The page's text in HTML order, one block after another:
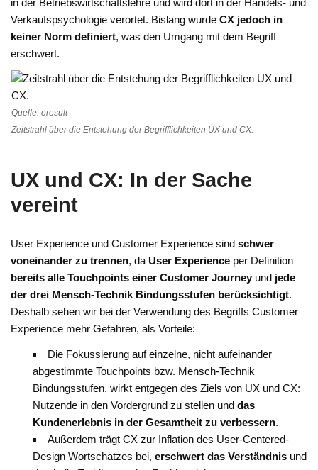
Verkaufspsychologie verortet. Bislang wurdeCX jedoch in
keiner Norm definiert, was den Umgang mit dem Begriff
erschwert.
Quelle: eresult
Zeitstrahl über die Entstehung der Begrifflichkeiten UX und CX.
UX und CX: In der Sache
vereint
User Experience und Customer Experience sindschwer
voneinander zu trennen, da User Experience per Definition
bereits alle Touchpoints einer Customer Journey und jede
der drei Mensch-Technik Bindungsstufen berücksichtigt.
Deshalb sehen wir bei der Verwendung des Begriffs Customer
Experience mehr Gefahren, als Vorteile:
Die Fokussierung auf einzelne, nicht aufeinander
abgestimmte Touchpoints bzw. Mensch-Technik
Bindungsstufen, wirkt entgegen des Ziels von UX und CX:
Nutzende in den Vordergrund zu stellen und das
Kundenerlebnis in der Gesamtheit zu verbessern.
Außerdem trägt CX zur Inflation des User-Centered-
Design Wortschatzes bei, erschwert das Verständnisund